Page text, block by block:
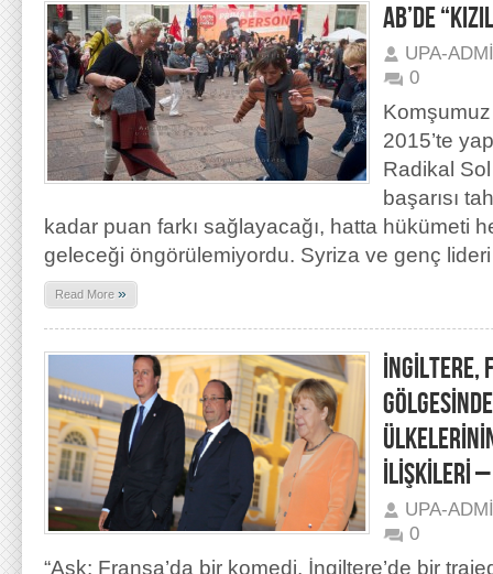
AB’DE
UPA-
0
2015’te
Radikal Sol
başarısı
kadar puan farkı sağlayacağı, hatta hükümeti
geleceği öngörülemiyordu. Syriza ve genç
Read More »
İNGİLTERE,
İLİŞKİLERİ
UPA-
0
“Aşk; Fransa’da bir komedi, İngiltere’de bir